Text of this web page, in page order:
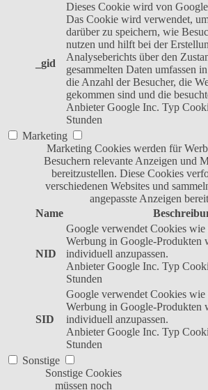
_gid
Dieses Cookie wird von
Das Cookie wird verwendet,
darüber zu speichern, wie
nutzen und hilft bei der
Analyseberichts über den
gesammelten Daten umfassen
die Anzahl der Besucher, die
gekommen sind und die
Anbieter Google Inc. Typ
Stunden
Marketing
Marketing Cookies werden für
Besuchern relevante Anzeigen und
bereitzustellen. Diese Cookies
verschiedenen Websites und
angepasste Anzeigen
Name
NID
Google verwendet Cookies
Werbung in Google-Produkten
individuell anzupassen.
Anbieter Google Inc. Typ
Stunden
SID
Google verwendet Cookies
Werbung in Google-Produkten
individuell anzupassen.
Anbieter Google Inc. Typ
Stunden
Sonstige
Sonstige Cookies
müssen noch